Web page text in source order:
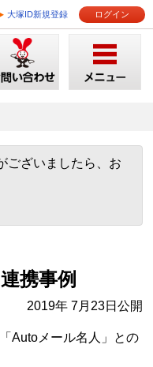
大塚ID新規登録 ログイン
ございましたら、お
携事例
2019年 7月23日公開
Autoメール名人」との